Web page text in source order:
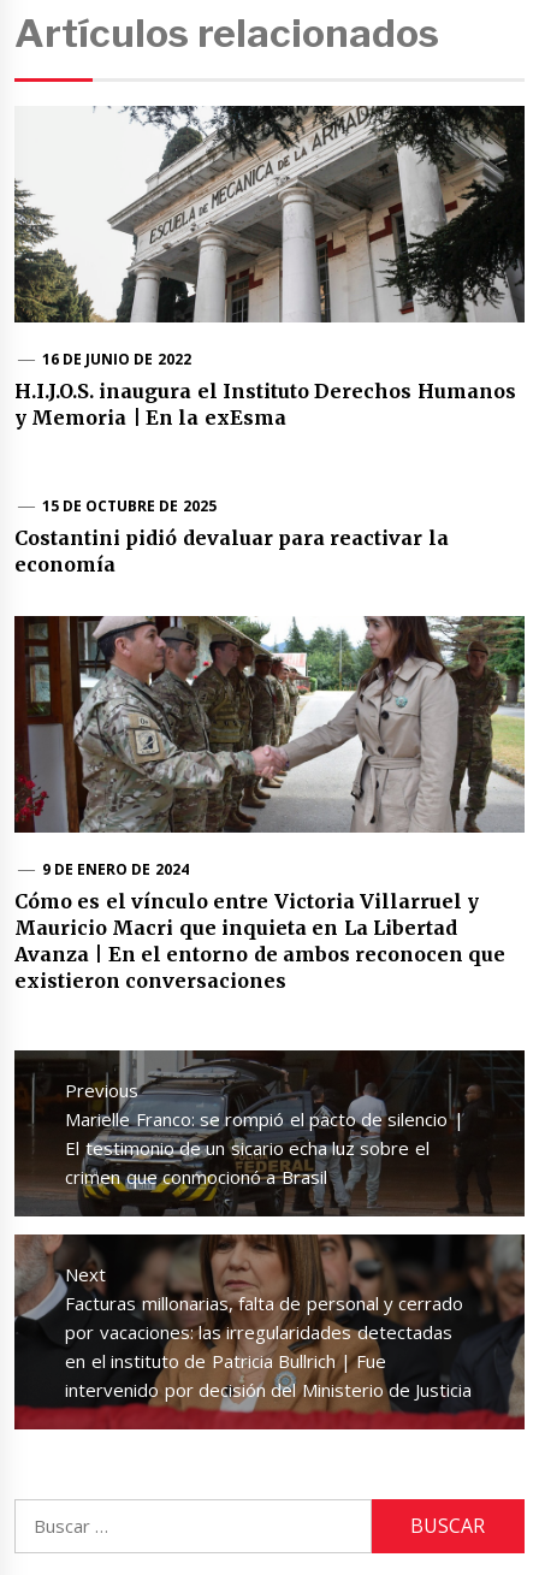
Artículos relacionados
16 DE JUNIO DE 2022
H.I.J.O.S. inaugura el Instituto Derechos Humanos
y Memoria | En la exEsma
15 DE OCTUBRE DE 2025
Costantini pidió devaluar para reactivar la
economía
9 DE ENERO DE 2024
Cómo es el vínculo entre Victoria Villarruel y
Mauricio Macri que inquieta en La Libertad
Avanza | En el entorno de ambos reconocen que
existieron conversaciones
Navegación
de
entradas
Previous
Previous
post:
Marielle Franco: se rompió el pacto de silencio |
El testimonio de un sicario echa luz sobre el
crimen que conmocionó a Brasil
Next
Next
post:
Facturas millonarias, falta de personal y cerrado
por vacaciones: las irregularidades detectadas
en el instituto de Patricia Bullrich | Fue
intervenido por decisión del Ministerio de Justicia